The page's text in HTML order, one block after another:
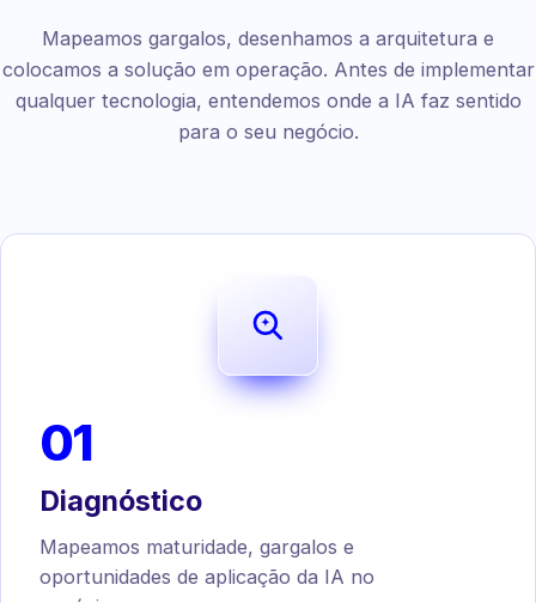
Mapeamos gargalos, desenhamos a arquitetura e
colocamos a solução em operação. Antes de implementar
qualquer tecnologia, entendemos onde a IA faz sentido
para o seu negócio.
01
Diagnóstico
Mapeamos maturidade, gargalos e
oportunidades de aplicação da IA no